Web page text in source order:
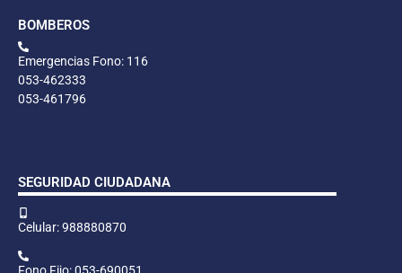
BOMBEROS
Emergencias Fono: 116
053-462333
053-461796
SEGURIDAD CIUDADANA
Celular: 988880870
Fono Fijo: 053-690051